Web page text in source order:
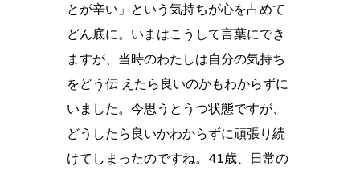
とが辛い」という気持ちが心を占めて
どん底に。いまはこうして言葉にでき
ますが、当時のわたしは自分の気持ち
をどう伝 えたら良いのかもわからずに
いました。今思うとうつ状態ですが、
どうしたら良いかわからずに頑張り続
けてしまったのですね。41歳、日常の